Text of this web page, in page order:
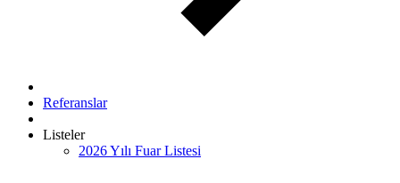
Referanslar
Listeler
2026 Yılı Fuar Listesi